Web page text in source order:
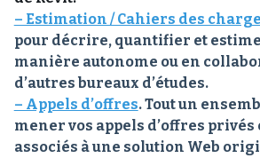
– Estimation / Cahiers des
pour décrire, quantifier et
manière autonome ou en
d’autres bureaux d’études.
– Appels d’offres. Tout un
mener vos appels d’offres privés
associés à une solution Web